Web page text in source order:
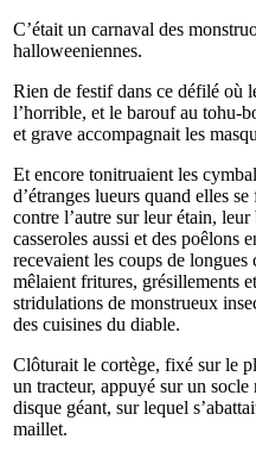
C’était un carnaval des
halloweeniennes.
Rien de festif dans ce défilé où
l’horrible, et le barouf au tohu-
et grave accompagnait les
Et encore tonitruaient les
d’étranges lueurs quand elles
contre l’autre sur leur étain,
casseroles aussi et des poêlons
recevaient les coups de
mêlaient fritures, grésillements
stridulations de monstrueux
des cuisines du diable.
Clôturait le cortège, fixé sur le
un tracteur, appuyé sur un
disque géant, sur lequel
maillet.